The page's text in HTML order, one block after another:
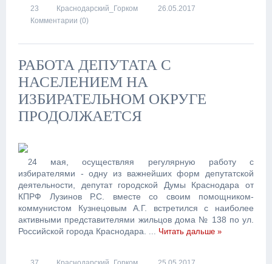
23 Краснодарский_Горком
26.05.2017
Комментарии (0)
РАБОТА ДЕПУТАТА С
НАСЕЛЕНИЕМ НА
ИЗБИРАТЕЛЬНОМ ОКРУГЕ
ПРОДОЛЖАЕТСЯ
24 мая, осуществляя регулярную работу с
избирателями - одну из важнейших форм депутатской
деятельности, депутат городской Думы Краснодара от
КПРФ Лузинов Р.С. вместе со своим помощником-
коммунистом Кузнецовым А.Г. встретился с наиболее
активными представителями жильцов дома № 138 по ул.
Российской города Краснодара.
... Читать дальше »